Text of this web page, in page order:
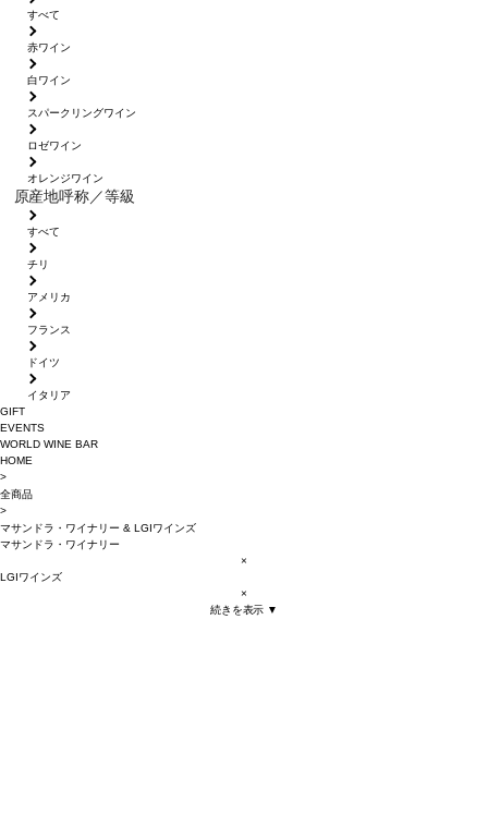
すべて
赤ワイン
白ワイン
スパークリングワイン
ロゼワイン
オレンジワイン
原産地呼称／等級
すべて
チリ
アメリカ
フランス
ドイツ
イタリア
GIFT
EVENTS
WORLD WINE BAR
HOME
>
全商品
>
マサンドラ・ワイナリー & LGIワインズ
マサンドラ・ワイナリー
×
LGIワインズ
×
続きを表示 ▼